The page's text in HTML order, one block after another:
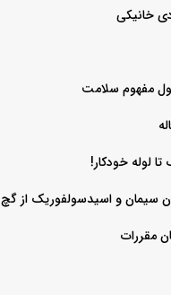
خانیکی
مفهوم سلامت
تا ‌لوله خودکار!
سیمان و اسیدسولفوریک از گچ
مقررات